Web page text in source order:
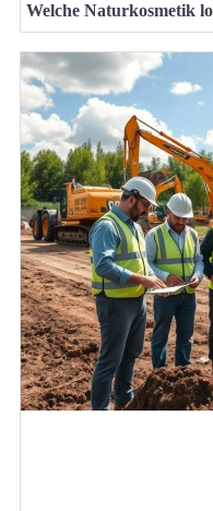
Welche Naturkosmetik